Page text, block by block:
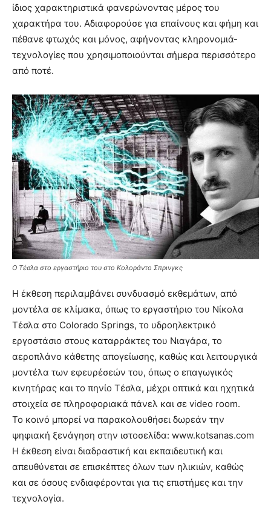
ίδιος χαρακτηριστικά φανερώνοντας μέρος του
χαρακτήρα του. Αδιαφορούσε για επαίνους και φήμη και
πέθανε φτωχός και μόνος, αφήνοντας κληρονομιά-
τεχνολογίες που χρησιμοποιούνται σήμερα περισσότερο
από ποτέ.
Ο Τέσλα στο εργαστήριο του στο Κολοράντο Σπρινγκς
Η έκθεση περιλαμβάνει συνδυασμό εκθεμάτων, από
μοντέλα σε κλίμακα, όπως το εργαστήριο του Νίκολα
Τέσλα στο Colorado Springs, το υδροηλεκτρικό
εργοστάσιο στους καταρράκτες του Νιαγάρα, το
αεροπλάνο κάθετης απογείωσης, καθώς και λειτουργικά
μοντέλα των εφευρέσεών του, όπως ο επαγωγικός
κινητήρας και το πηνίο Τέσλα, μέχρι οπτικά και ηχητικά
στοιχεία σε πληροφοριακά πάνελ και σε video room.
Το κοινό μπορεί να παρακολουθήσει δωρεάν την
ψηφιακή ξενάγηση στην ιστοσελίδα: www.kotsanas.com
Η έκθεση είναι διαδραστική και εκπαιδευτική και
απευθύνεται σε επισκέπτες όλων των ηλικιών, καθώς
και σε όσους ενδιαφέρονται για τις επιστήμες και την
τεχνολογία.